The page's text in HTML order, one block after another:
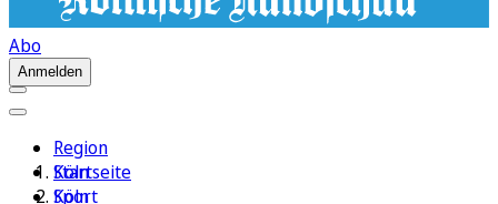
Abo
Anmelden
Region
Köln
Sport
Startseite
Köln